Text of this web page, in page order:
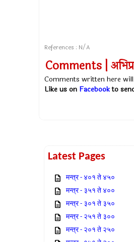
References : N/A
Comments |
Comments written here
Like us on Facebookto
Latest Pages
मन्त्र - ४०१ ते ४५०
मन्त्र - ३५१ ते ४००
मन्त्र - ३०१ ते ३५०
मन्त्र - २५१ ते ३००
मन्त्र - २०१ ते २५०